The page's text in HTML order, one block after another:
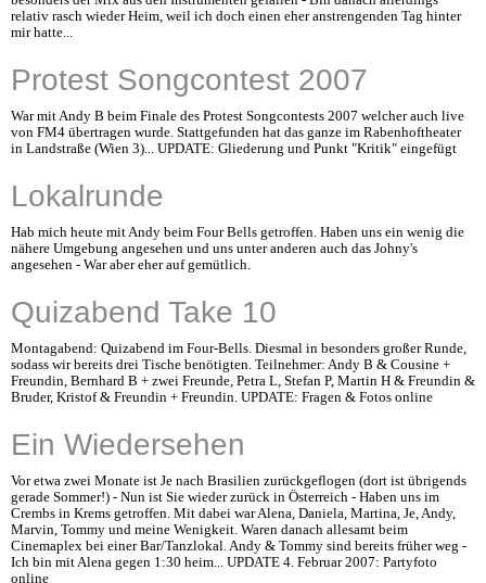
relativ rasch wieder Heim, weil ich doch einen eher anstrengenden Tag hinter
mir hatte...
Protest Songcontest 2007
War mit Andy B beim Finale des Protest Songcontests 2007 welcher auch live
von FM4 übertragen wurde. Stattgefunden hat das ganze im Rabenhoftheater
in Landstraße (Wien 3)... UPDATE: Gliederung und Punkt "Kritik" eingefügt
Lokalrunde
Hab mich heute mit Andy beim Four Bells getroffen. Haben uns ein wenig die
nähere Umgebung angesehen und uns unter anderen auch das Johny's
angesehen - War aber eher auf gemütlich.
Quizabend Take 10
Montagabend: Quizabend im Four-Bells. Diesmal in besonders großer Runde,
sodass wir bereits drei Tische benötigten. Teilnehmer: Andy B & Cousine +
Freundin, Bernhard B + zwei Freunde, Petra L, Stefan P, Martin H & Freundin &
Bruder, Kristof & Freundin + Freundin. UPDATE: Fragen & Fotos online
Ein Wiedersehen
Vor etwa zwei Monate ist Je nach Brasilien zurückgeflogen (dort ist übrigends
gerade Sommer!) - Nun ist Sie wieder zurück in Österreich - Haben uns im
Crembs in Krems getroffen. Mit dabei war Alena, Daniela, Martina, Je, Andy,
Marvin, Tommy und meine Wenigkeit. Waren danach allesamt beim
Cinemaplex bei einer Bar/Tanzlokal. Andy & Tommy sind bereits früher weg -
Ich bin mit Alena gegen 1:30 heim... UPDATE 4. Februar 2007: Partyfoto
online